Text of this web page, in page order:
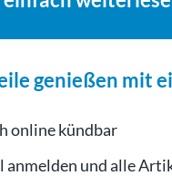
genießen mit
online kündbar
anmelden und alle